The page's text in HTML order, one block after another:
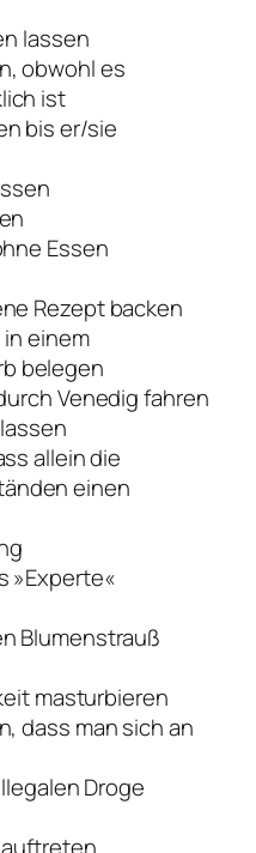
lassen
obwohl es
ist
bis er/sie
Essen
Rezept backen
in einem
belegen
Venedig fahren
allein die
einen
»Experte«
Blumenstrauß
masturbieren
dass man sich an
Droge